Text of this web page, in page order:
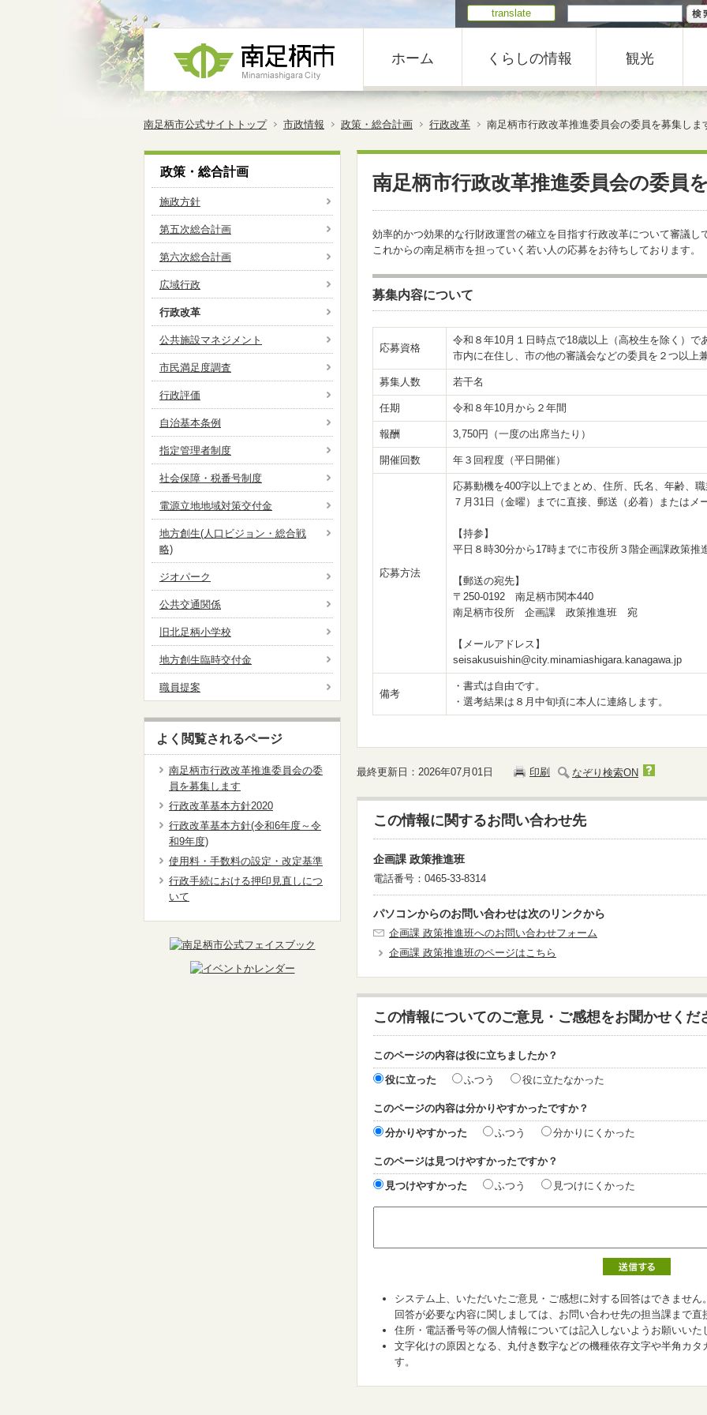
translate
ホーム くらしの情報 観光
南足柄市公式サイトトップ 市政情報 政策・総合計画 行政改革 南足柄市行政改革推進委員会の委員を募集しま
南足柄市行政改革推進委員会の委員
効率的かつ効果的な行財政運営の確立を目指す行政改革について審議し
これからの南足柄市を担っていく若い人の応募をお待ちしております。
募集内容について
応募資格
令和８年10月１日時点で18歳以上（高校生を除く）で
市内に在住し、市の他の審議会などの委員を２つ以上
募集人数 若干名
任期 令和８年10月から２年間
報酬 3,750円（一度の出席当たり）
開催回数 年３回程度（平日開催）
応募方法
応募動機を400字以上でまとめ、住所、氏名、年齢、
７月31日（金曜）までに直接、郵送（必着）またはメ
【持参】
平日８時30分から17時までに市役所３階企画課政策推
【郵送の宛先】
〒250-0192 南足柄市関本440
南足柄市役所 企画課 政策推進班 宛
【メールアドレス】
seisakusuishin@city.minamiashigara.kanagawa.jp ​
備考
・書式は自由です。
・選考結果は８月中旬頃に本人に連絡します。
最終更新日：2026年07月01日 印刷 なぞり検索ON
この情報に関するお問い合わせ先
企画課 政策推進班
電話番号：0465-33-8314
パソコンからのお問い合わせは次のリンクから
企画課 政策推進班へのお問い合わせフォーム
企画課 政策推進班のページはこちら
この情報についてのご意見・ご感想をお聞かせくだ
このページの内容は役に立ちましたか？
役に立った ふつう 役に立たなかった
このページの内容は分かりやすかったですか？
分かりやすかった ふつう 分かりにくかった
このページは見つけやすかったですか？
見つけやすかった ふつう 見つけにくかった
システム上、いただいたご意見・ご感想に対する回答はできません
回答が必要な内容に関しましては、お問い合わせ先の担当課まで直
住所・電話番号等の個人情報については記入しないようお願いいた
文字化けの原因となる、丸付き数字などの機種依存文字や半角カ
す。
政策・総合計画
施政方針
第五次総合計画
第六次総合計画
広域行政
行政改革
公共施設マネジメント
市民満足度調査
行政評価
自治基本条例
指定管理者制度
社会保障・税番号制度
電源立地地域対策交付金
地方創生(人口ビジョン・総合戦
略)
ジオパーク
公共交通関係
旧北足柄小学校
地方創生臨時交付金
職員提案
よく閲覧されるページ
南足柄市行政改革推進委員会の委
員を募集します
行政改革基本方針2020
行政改革基本方針(令和6年度～令
和9年度)
使用料・手数料の設定・改定基準
行政手続における押印見直しにつ
いて